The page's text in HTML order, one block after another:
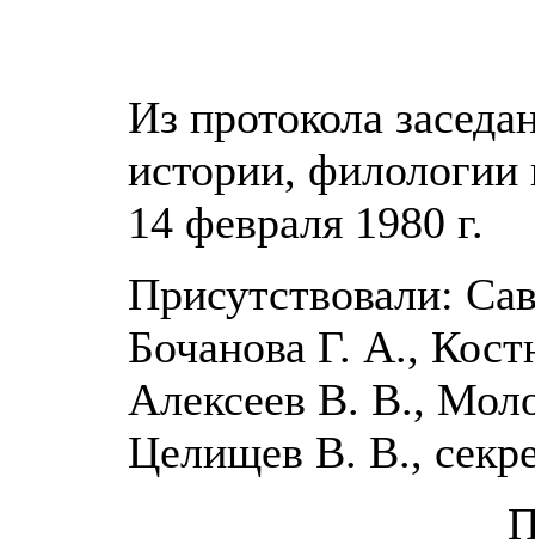
Из протокола
истории,
14 февраля 1980 г.
Присутствовали:
Бочанова Г. А.,
Алексеев В. В.,
Целищев В. В.,